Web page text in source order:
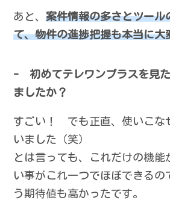
あと、案件情報の多さとツール
て、物件の進捗把握も本当に大
- 初めてテレワンプラスを見
ましたか？
すごい！ でも正直、使いこな
いました（笑）
とは言っても、これだけの機能
い事がこれ一つでほぼできるの
う期待値も高かったです。